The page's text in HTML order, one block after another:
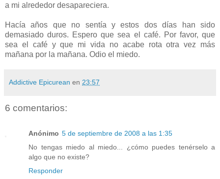
a mi alrededor desapareciera.
Hacía años que no sentía y estos dos días han sido
demasiado duros. Espero que sea el café. Por favor, que
sea el café y que mi vida no acabe rota otra vez más
mañana por la mañana. Odio el miedo.
Addictive Epicurean en 23:57
6 comentarios:
Anónimo 5 de septiembre de 2008 a las 1:35
No tengas miedo al miedo... ¿cómo puedes tenérselo a
algo que no existe?
Responder